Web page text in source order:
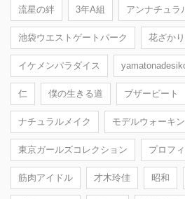
流星の絆 3年A組 アンナチュラ
池袋ウエストゲートパーク 花ざか
イケメンパラダイス
仁 僕の生きる道 ブザービート
ナチュラルメイク モデルウォーキ
東京ガールズコレクション プロフ
筋肉アイドル 才木玲佳 昭和